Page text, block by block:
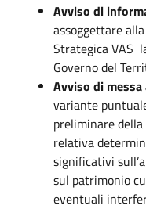
Avviso di
assoggettare
Strategica VAS
Governo del
Avviso di
variante
preliminare
relativa
significativi
sul patrimonio
eventuali